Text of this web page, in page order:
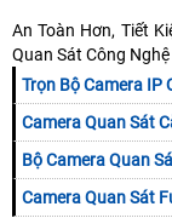
An Toàn Hơn, Tiết
Quan Sát Công
Trọn Bộ Camera IP
Camera Quan Sát
Bộ Camera Quan
Camera Quan Sát